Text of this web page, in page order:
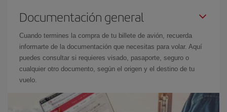
Documentación general
Cuando termines la compra de tu billete de avión, recuerda
informarte de la documentación que necesitas para volar. Aquí
puedes consultar si requieres visado, pasaporte, seguro o
cualquier otro documento, según el origen y el destino de tu
vuelo.